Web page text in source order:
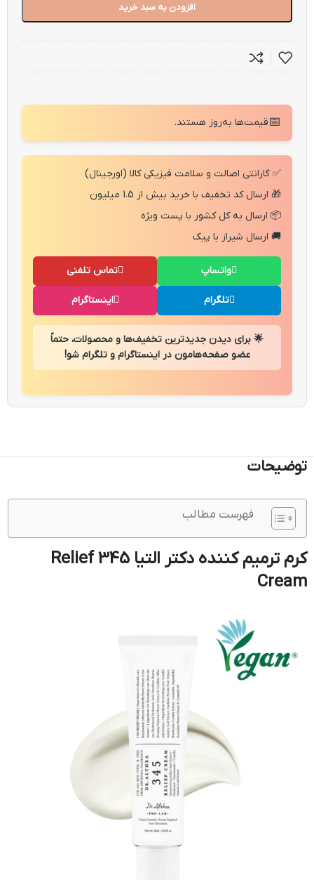
افزودن به سبد خرید
📅قیمت‌ها به‌روز هستند.
✅ گارانتی اصالت و سلامت فیزیکی کالا (اورجینال)
🎁 ارسال کد تخفیف با خرید بیش از 1.5 میلیون
📦 ارسال به کل کشور با پست ویژه
🚚 ارسال شیراز با پیک
تماس تلفنی واتساپ
اینستاگرام تلگرام
🌟 برای دیدن جدیدترین تخفیف‌ها و محصولات، حتماً
عضو صفحه‌هامون در اینستاگرام و تلگرام شو!
توضیحات
فهرست مطالب
کرم ترمیم کننده دکتر التیا 345 Relief
Cream